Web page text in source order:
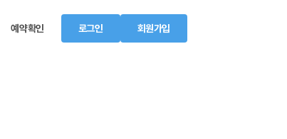
예약확인 로그인 회원가입